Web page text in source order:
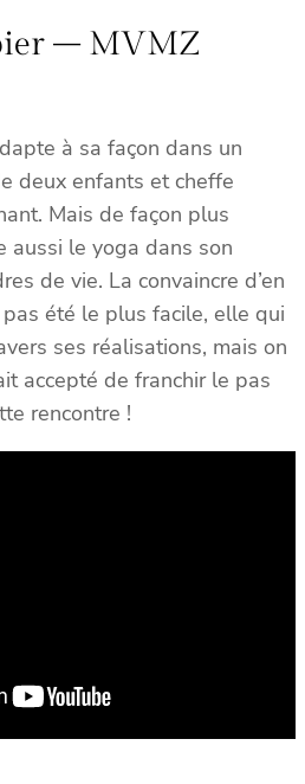
– MVMZ
à sa façon dans un
deux enfants et cheffe
Mais de façon plus
aussi le yoga dans son
de vie. La convaincre d’en
pas été le plus facile, elle qui
ses réalisations, mais on
accepté de franchir le pas
rencontre !